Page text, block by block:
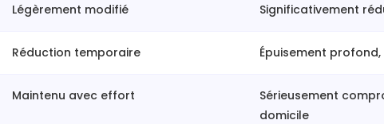
Légèrement modifié Significativement
Réduction temporaire Épuisement
Maintenu avec effort
Sérieusement
domicile